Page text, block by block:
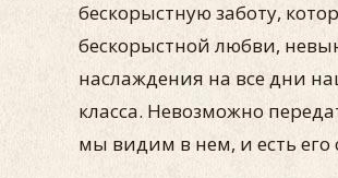
бескорыстную заботу,
бескорыстной любви,
наслаждения на все дни
класса. Невозможно
мы видим в нем, и есть его